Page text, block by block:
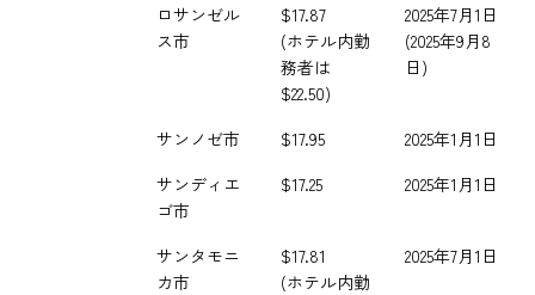
ロサンゼル
ス市
$17.87
(ホテル内勤
務者は
$22.50)
2025年7月1日
(2025年9月8
日)
サンノゼ市 $17.95
2025年1月1日
サンディエ
ゴ市
$17.25 2025年1月1日
サンタモニ
カ市
$17.81
(ホテル内勤
2025年7月1日